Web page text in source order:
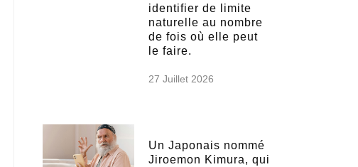
identifier de limite
naturelle au nombre
de fois où elle peut
le faire.
27 Juillet 2026
Un Japonais nommé
Jiroemon Kimura, qui